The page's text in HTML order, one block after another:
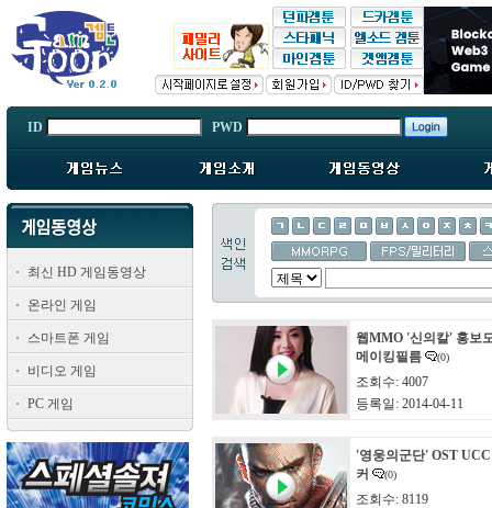
ID PWD
최신 HD 게임동영상
온라인 게임
스마트폰 게임
비디오 게임
PC 게임
웹MMO '신의칼' 홍보
메이킹필름
(0)
조회수: 4007
등록일: 2014-04-11
'영웅의군단' OST
커
(0)
조회수: 8119